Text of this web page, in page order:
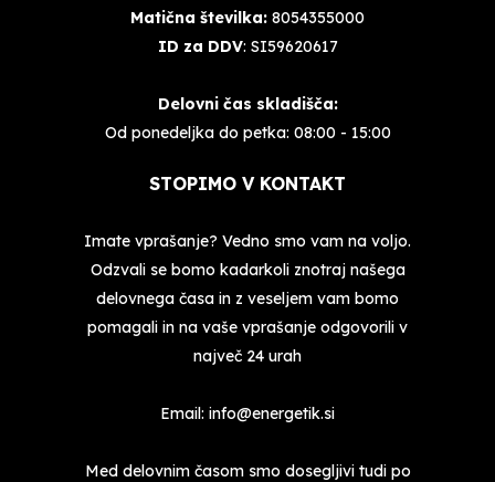
Matična številka: 8054355000
ID za DDV: SI59620617
Delovni čas skladišča:
Od ponedeljka do petka: 08:00 - 15:00
STOPIMO V KONTAKT
Imate vprašanje? Vedno smo vam na voljo.
Odzvali se bomo kadarkoli znotraj našega
delovnega časa in z veseljem vam bomo
pomagali in na vaše vprašanje odgovorili v
največ 24 urah
Email: info@energetik.si
Med delovnim časom smo dosegljivi tudi po